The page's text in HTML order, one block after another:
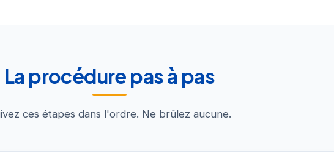
La procédure pas à pas
ces étapes dans l'ordre. Ne brûlez aucune.